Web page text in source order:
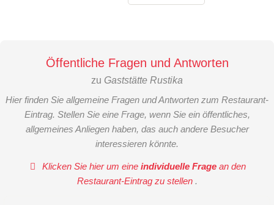
Öffentliche Fragen und Antworten
zu Gaststätte Rustika
Hier finden Sie allgemeine Fragen und Antworten zum Restaurant-
Eintrag. Stellen Sie eine Frage, wenn Sie ein öffentliches,
allgemeines Anliegen haben, das auch andere Besucher
interessieren könnte.
Klicken Sie hier um eineindividuelle Frage an den
Restaurant-Eintrag zu stellen .